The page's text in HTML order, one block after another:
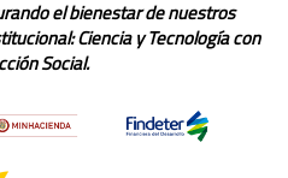
el bienestar de nuestros
Ciencia y Tecnología con
Social.